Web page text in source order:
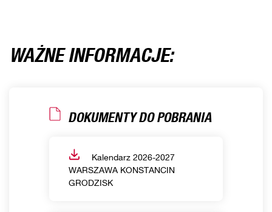
WAŻNE INFORMACJE:
DOKUMENTY DO POBRANIA
Kalendarz 2026-2027
WARSZAWA KONSTANCIN
GRODZISK